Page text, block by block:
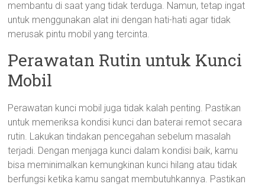
membantu di saat yang tidak terduga. Namun, tetap ingat
untuk menggunakan alat ini dengan hati-hati agar tidak
merusak pintu mobil yang tercinta.
Perawatan Rutin untuk Kunci
Mobil
Perawatan kunci mobil juga tidak kalah penting. Pastikan
untuk memeriksa kondisi kunci dan baterai remot secara
rutin. Lakukan tindakan pencegahan sebelum masalah
terjadi. Dengan menjaga kunci dalam kondisi baik, kamu
bisa meminimalkan kemungkinan kunci hilang atau tidak
berfungsi ketika kamu sangat membutuhkannya. Pastikan